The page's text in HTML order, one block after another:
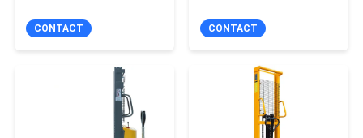
CONTACT CONTACT